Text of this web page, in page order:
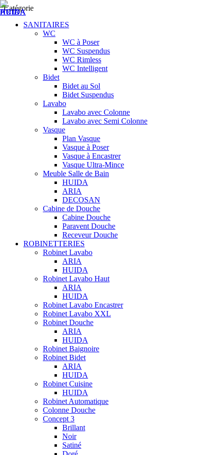
Catégorie
SANITAIRES
WC
WC à Poser
WC Suspendus
WC Rimless
WC Intelligent
Bidet
Bidet au Sol
Bidet Suspendus
Lavabo
Lavabo avec Colonne
Lavabo avec Semi Colonne
Vasque
Plan Vasque
Vasque à Poser
Vasque à Encastrer
Vasque Ultra-Mince
Meuble Salle de Bain
HUIDA
ARIA
DECOSAN
Cabine de Douche
Cabine Douche
Paravent Douche
Receveur Douche
ROBINETTERIES
Robinet Lavabo
ARIA
HUIDA
Robinet Lavabo Haut
ARIA
HUIDA
Robinet Lavabo Encastrer
Robinet Lavabo XXL
Robinet Douche
ARIA
HUIDA
Robinet Baignoire
Robinet Bidet
ARIA
HUIDA
Robinet Cuisine
HUIDA
Robinet Automatique
Colonne Douche
Concept 3
Brillant
Noir
Satiné